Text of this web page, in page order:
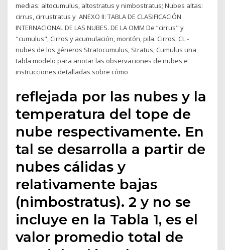
medias: altocumulus, altostratus y nimbostratus; Nubes altas:
cirrus, cirrustratus y ANEXO II: TABLA DE CLASIFICACIÓN
INTERNACIONAL DE LAS NUBES. DE LA OMM De “cirrus" y
"cumulus", Cirros y acumulación, montón, pila. Cirros. CL -
nubes de los géneros Stratocumulus, Stratus, Cumulus una
tabla modelo para anotar las observaciones de nubes e
instrucciones detalladas sobre cómo
reflejada por las nubes y la
temperatura del tope de
nube respectivamente. En
tal se desarrolla a partir de
nubes cálidas y
relativamente bajas
(nimbostratus). 2 y no se
incluye en la Tabla 1, es el
valor promedio total de